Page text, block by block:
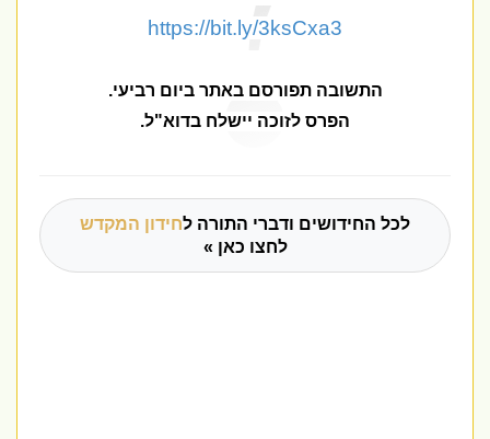
https://bit.ly/3ksCxa3
התשובה תפורסם באתר ביום רביעי.
הפרס לזוכה יישלח בדוא"ל.
לכל החידושים ודברי התורה לחידון המקדש
לחצו כאן »